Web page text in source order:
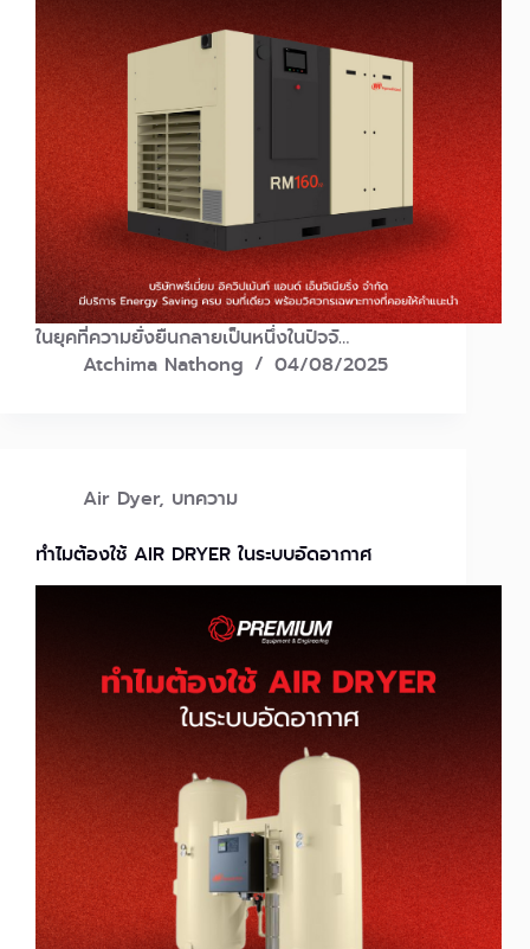
ในยุคที่ความยั่งยืนกลายเป็นหนึ่งในปัจจั…
Atchima Nathong
04/08/2025
Air Dyer, บทความ
ทำไมต้องใช้ AIR DRYER ในระบบอัดอากาศ